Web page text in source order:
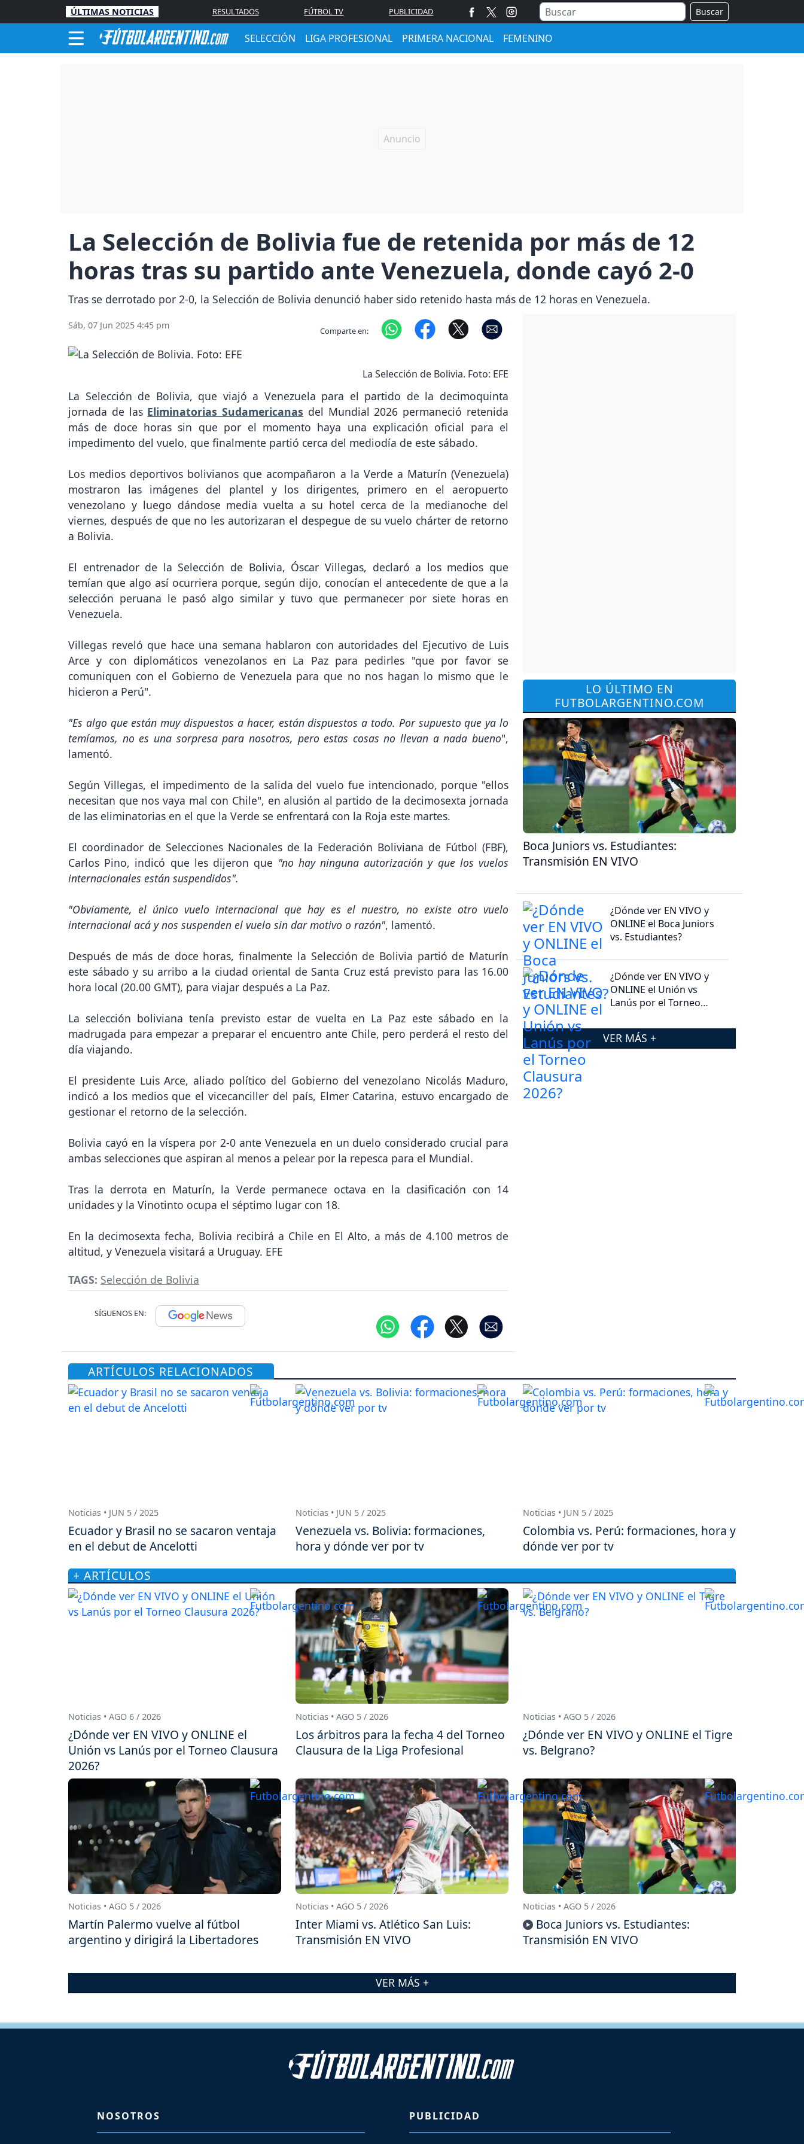
ÚLTIMAS NOTICIAS RESULTADOS FÚTBOL TV PUBLICIDAD Buscar
SELECCIÓN LIGA PROFESIONAL PRIMERA NACIONAL FEMENINO
La Selección de Bolivia fue de retenida por más de 12
horas tras su partido ante Venezuela, donde cayó 2-0
Tras se derrotado por 2-0, la Selección de Bolivia denunció haber sido retenido hasta más de 12 horas en Venezuela.
Sáb, 07 Jun 2025 4:45 pm Comparte en:
La Selección de Bolivia. Foto: EFE
La Selección de Bolivia, que viajó a Venezuela para el partido de la decimoquinta
jornada de las Eliminatorias Sudamericanas del Mundial 2026 permaneció retenida
más de doce horas sin que por el momento haya una explicación oficial para el
impedimento del vuelo, que finalmente partió cerca del mediodía de este sábado.
Los medios deportivos bolivianos que acompañaron a la Verde a Maturín (Venezuela)
mostraron las imágenes del plantel y los dirigentes, primero en el aeropuerto
venezolano y luego dándose media vuelta a su hotel cerca de la medianoche del
viernes, después de que no les autorizaran el despegue de su vuelo chárter de retorno
a Bolivia.
El entrenador de la Selección de Bolivia, Óscar Villegas, declaró a los medios que
temían que algo así ocurriera porque, según dijo, conocían el antecedente de que a la
selección peruana le pasó algo similar y tuvo que permanecer por siete horas en
Venezuela.
Villegas reveló que hace una semana hablaron con autoridades del Ejecutivo de Luis
Arce y con diplomáticos venezolanos en La Paz para pedirles "que por favor se
comuniquen con el Gobierno de Venezuela para que no nos hagan lo mismo que le
hicieron a Perú".
"Es algo que están muy dispuestos a hacer, están dispuestos a todo. Por supuesto que ya lo
temíamos, no es una sorpresa para nosotros, pero estas cosas no llevan a nada bueno",
lamentó.
Según Villegas, el impedimento de la salida del vuelo fue intencionado, porque "ellos
necesitan que nos vaya mal con Chile", en alusión al partido de la decimosexta jornada
de las eliminatorias en el que la Verde se enfrentará con la Roja este martes.
El coordinador de Selecciones Nacionales de la Federación Boliviana de Fútbol (FBF),
Carlos Pino, indicó que les dijeron que "no hay ninguna autorización y que los vuelos
internacionales están suspendidos".
"Obviamente, el único vuelo internacional que hay es el nuestro, no existe otro vuelo
internacional acá y nos suspenden el vuelo sin dar motivo o razón", lamentó.
Después de más de doce horas, finalmente la Selección de Bolivia partió de Maturín
este sábado y su arribo a la ciudad oriental de Santa Cruz está previsto para las 16.00
hora local (20.00 GMT), para viajar después a La Paz.
La selección boliviana tenía previsto estar de vuelta en La Paz este sábado en la
madrugada para empezar a preparar el encuentro ante Chile, pero perderá el resto del
día viajando.
El presidente Luis Arce, aliado político del Gobierno del venezolano Nicolás Maduro,
indicó a los medios que el vicecanciller del país, Elmer Catarina, estuvo encargado de
gestionar el retorno de la selección.
Bolivia cayó en la víspera por 2-0 ante Venezuela en un duelo considerado crucial para
ambas selecciones que aspiran al menos a pelear por la repesca para el Mundial.
Tras la derrota en Maturín, la Verde permanece octava en la clasificación con 14
unidades y la Vinotinto ocupa el séptimo lugar con 18.
En la decimosexta fecha, Bolivia recibirá a Chile en El Alto, a más de 4.100 metros de
altitud, y Venezuela visitará a Uruguay. EFE
TAGS: Selección de Bolivia
SÍGUENOS EN:
LO ÚLTIMO EN
FUTBOLARGENTINO.COM
Boca Juniors vs. Estudiantes:
Transmisión EN VIVO
¿Dónde ver EN VIVO y
ONLINE el Boca Juniors
vs. Estudiantes?
¿Dónde ver EN VIVO y
ONLINE el Unión vs
Lanús por el Torneo
VER MÁS +
ARTÍCULOS RELACIONADOS
Noticias • JUN 5 / 2025
Ecuador y Brasil no se sacaron ventaja
en el debut de Ancelotti
Noticias • JUN 5 / 2025
Venezuela vs. Bolivia: formaciones,
hora y dónde ver por tv
Noticias • JUN 5 / 2025
Colombia vs. Perú: formaciones, hora y
dónde ver por tv
+ ARTÍCULOS
Noticias • AGO 6 / 2026
¿Dónde ver EN VIVO y ONLINE el
Unión vs Lanús por el Torneo Clausura
2026?
Noticias • AGO 5 / 2026
Los árbitros para la fecha 4 del Torneo
Clausura de la Liga Profesional
Noticias • AGO 5 / 2026
¿Dónde ver EN VIVO y ONLINE el Tigre
vs. Belgrano?
Noticias • AGO 5 / 2026
Martín Palermo vuelve al fútbol
argentino y dirigirá la Libertadores
Noticias • AGO 5 / 2026
Inter Miami vs. Atlético San Luis:
Transmisión EN VIVO
Noticias • AGO 5 / 2026
Boca Juniors vs. Estudiantes:
Transmisión EN VIVO
VER MÁS +
NOSOTROS PUBLICIDAD